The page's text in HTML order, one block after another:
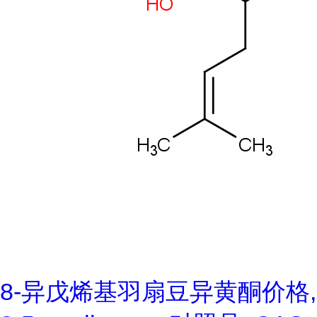
8-异戊烯基羽扇豆异黄酮价格,